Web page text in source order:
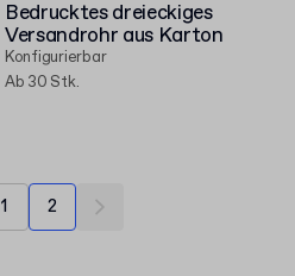
Bedrucktes dreieckiges
Versandrohr aus Karton
Konfigurierbar
Ab 30 Stk.
1 2